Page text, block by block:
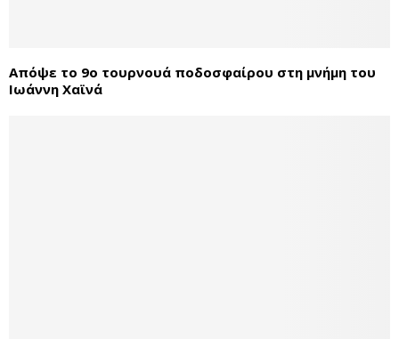
Απόψε το 9ο τουρνουά ποδοσφαίρου στη μνήμη του
Ιωάννη Χαϊνά